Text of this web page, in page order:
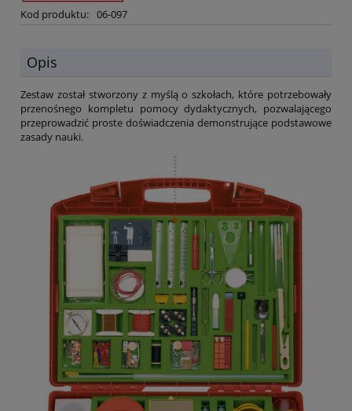
Kod produktu: 06-097
Opis
Zestaw został stworzony z myślą o szkołach, które potrzebowały
przenośnego kompletu pomocy dydaktycznych, pozwalającego
przeprowadzić proste doświadczenia demonstrujące podstawowe
zasady nauki.